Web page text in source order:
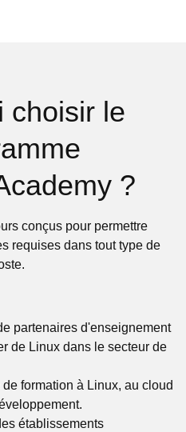
choisir le
?
conçus pour permettre
requises dans tout type de
partenaires d'enseignement
de Linux dans le secteur de
formation à Linux, au cloud
établissements